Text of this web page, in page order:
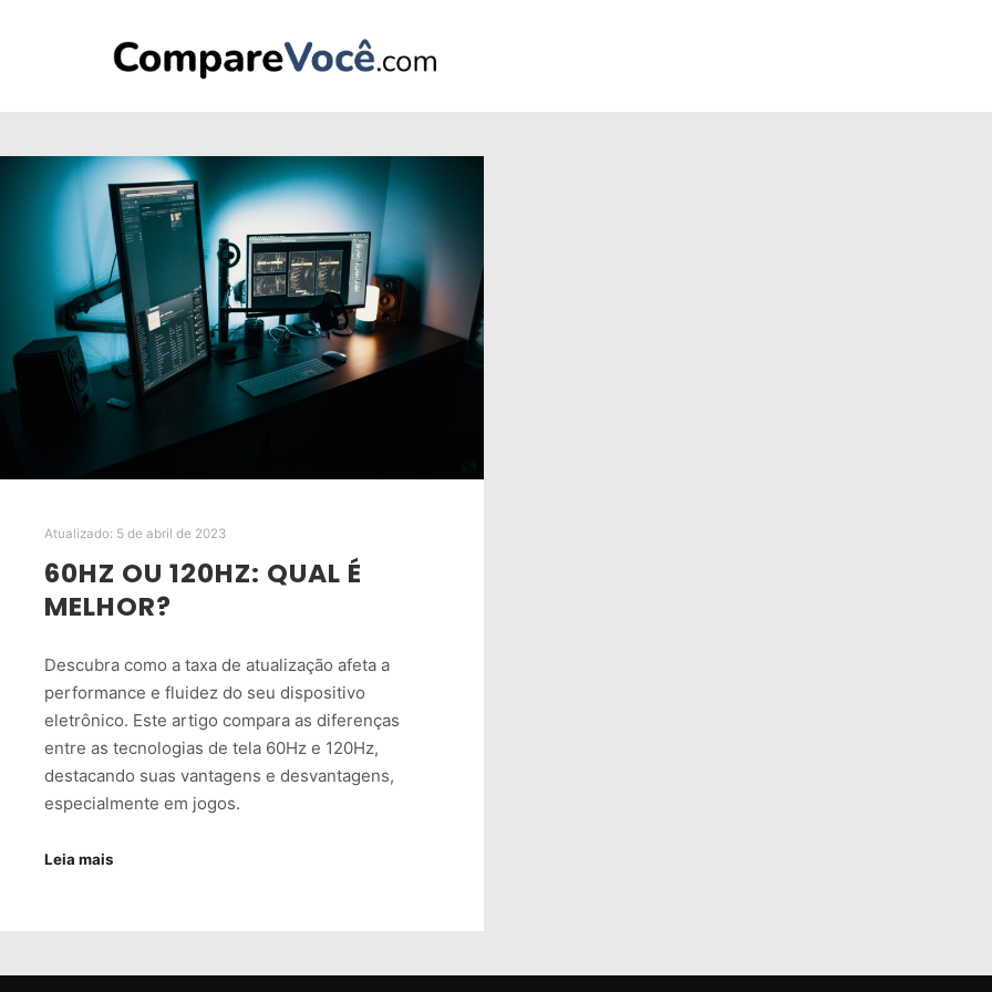
Atualizado: 5 de abril de 2023
60HZ OU 120HZ: QUAL É
MELHOR?
Descubra como a taxa de atualização afeta a
performance e fluidez do seu dispositivo
eletrônico. Este artigo compara as diferenças
entre as tecnologias de tela 60Hz e 120Hz,
destacando suas vantagens e desvantagens,
especialmente em jogos.
Leia mais